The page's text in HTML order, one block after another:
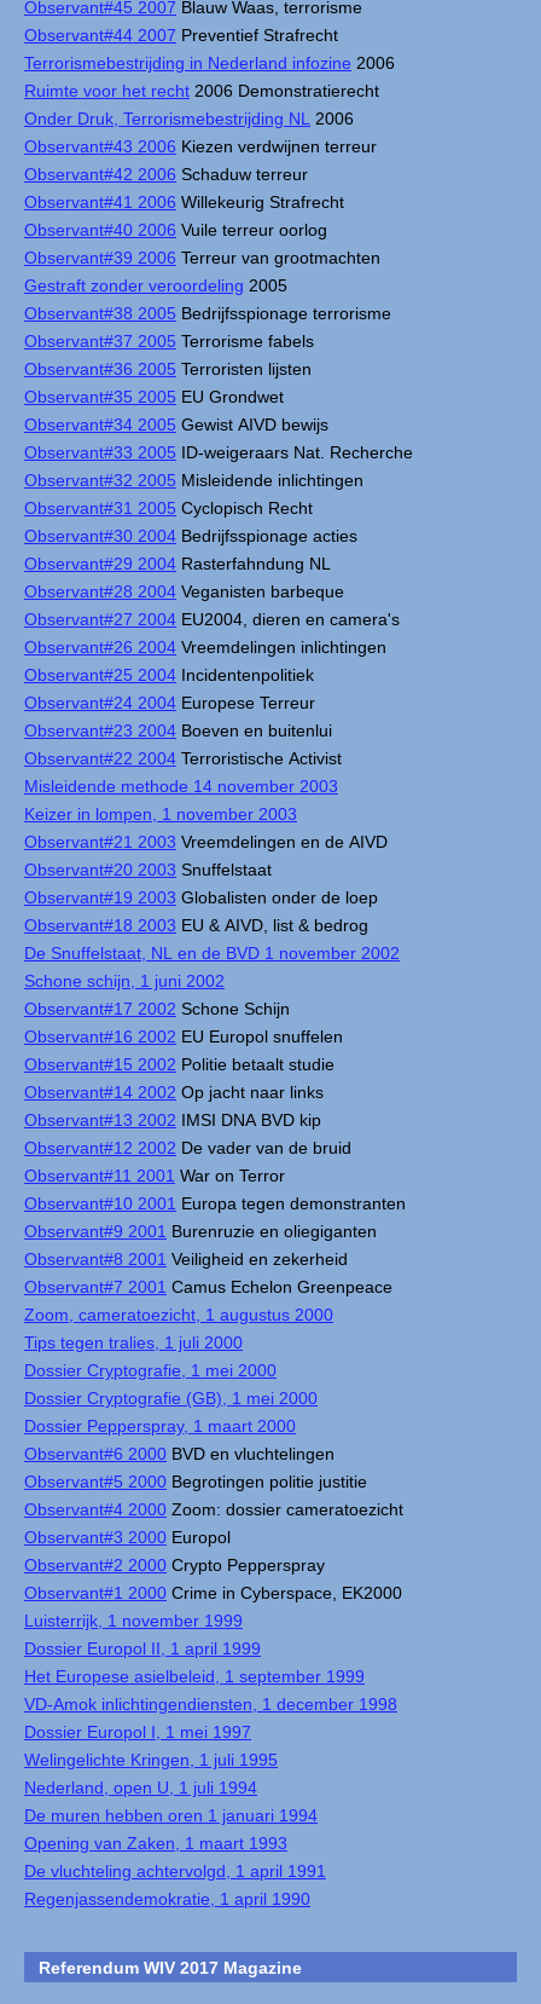
Observant#45 2007 Blauw Waas, terrorisme
Observant#44 2007 Preventief Strafrecht
Terrorismebestrijding in Nederland infozine 2006
Ruimte voor het recht 2006 Demonstratierecht
Onder Druk, Terrorismebestrijding NL
2006
Observant#43 2006 Kiezen verdwijnen terreur
Observant#42 2006 Schaduw terreur
Observant#41 2006 Willekeurig Strafrecht
Observant#40 2006 Vuile terreur oorlog
Observant#39 2006 Terreur van grootmachten
Gestraft zonder veroordeling 2005
Observant#38 2005 Bedrijfsspionage terrorisme
Observant#37 2005 Terrorisme fabels
Observant#36 2005 Terroristen lijsten
Observant#35 2005 EU Grondwet
Observant#34 2005 Gewist AIVD bewijs
Observant#33 2005 ID-weigeraars Nat. Recherche
Observant#32 2005 Misleidende inlichtingen
Observant#31 2005 Cyclopisch Recht
Observant#30 2004 Bedrijfsspionage acties
Observant#29 2004 Rasterfahndung NL
Observant#28 2004 Veganisten barbeque
Observant#27 2004 EU2004, dieren en camera's
Observant#26 2004 Vreemdelingen inlichtingen
Observant#25 2004 Incidentenpolitiek
Observant#24 2004 Europese Terreur
Observant#23 2004 Boeven en buitenlui
Observant#22 2004 Terroristische Activist
Misleidende methode 14 november 2003
Keizer in lompen, 1 november 2003
Observant#21 2003 Vreemdelingen en de AIVD
Observant#20 2003 Snuffelstaat
Observant#19 2003 Globalisten onder de loep
Observant#18 2003 EU & AIVD, list & bedrog
De Snuffelstaat, NL en de BVD 1 november 2002
Schone schijn, 1 juni 2002
Observant#17 2002 Schone Schijn
Observant#16 2002 EU Europol snuffelen
Observant#15 2002 Politie betaalt studie
Observant#14 2002 Op jacht naar links
Observant#13 2002 IMSI DNA BVD kip
Observant#12 2002 De vader van de bruid
Observant#11 2001 War on Terror
Observant#10 2001 Europa tegen demonstranten
Observant#9 2001 Burenruzie en oliegiganten
Observant#8 2001 Veiligheid en zekerheid
Observant#7 2001 Camus Echelon Greenpeace
Zoom, cameratoezicht, 1 augustus 2000
Tips tegen tralies, 1 juli 2000
Dossier Cryptografie, 1 mei 2000
Dossier Cryptografie (GB), 1 mei 2000
Dossier Pepperspray, 1 maart 2000
Observant#6 2000 BVD en vluchtelingen
Observant#5 2000 Begrotingen politie justitie
Observant#4 2000 Zoom: dossier cameratoezicht
Observant#3 2000 Europol
Observant#2 2000 Crypto Pepperspray
Observant#1 2000 Crime in Cyberspace, EK2000
Luisterrijk, 1 november 1999
Dossier Europol II, 1 april 1999
Het Europese asielbeleid, 1 september 1999
VD-Amok inlichtingendiensten, 1 december 1998
Dossier Europol I, 1 mei 1997
Welingelichte Kringen, 1 juli 1995
Nederland, open U, 1 juli 1994
De muren hebben oren 1 januari 1994
Opening van Zaken, 1 maart 1993
De vluchteling achtervolgd, 1 april 1991
Regenjassendemokratie, 1 april 1990
Referendum WIV 2017 Magazine